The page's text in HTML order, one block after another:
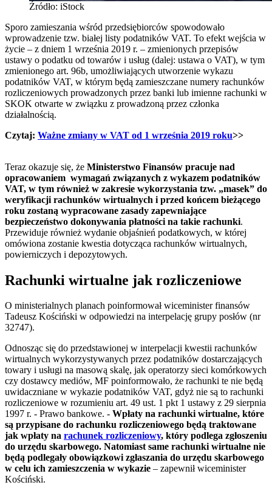
Źródło: iStock
Sporo zamieszania wśród przedsiębiorców spowodowało
wprowadzenie tzw. białej listy podatników VAT. To efekt wejścia w
życie ‒ z dniem 1 września 2019 r. ‒ zmienionych przepisów
ustawy o podatku od towarów i usług (dalej: ustawa o VAT), w tym
zmienionego art. 96b, umożliwiających utworzenie wykazu
podatników VAT, w którym będą zamieszczane numery rachunków
rozliczeniowych prowadzonych przez banki lub imienne rachunki w
SKOK otwarte w związku z prowadzoną przez członka
działalnością.
Czytaj: Ważne zmiany w VAT od 1 września 2019 roku>>
Teraz okazuje się, że Ministerstwo Finansów pracuje nad
opracowaniem wymagań związanych z wykazem podatników
VAT, w tym również w zakresie wykorzystania tzw. „masek” do
weryfikacji rachunków wirtualnych i przed końcem bieżącego
roku zostaną wypracowane zasady zapewniające
bezpieczeństwo dokonywania płatności na takie rachunki.
Przewiduje również wydanie objaśnień podatkowych, w której
omówiona zostanie kwestia dotycząca rachunków wirtualnych,
powierniczych i depozytowych.
Rachunki wirtualne jak rozliczeniowe
O ministerialnych planach poinformował wiceminister finansów
Tadeusz Kościński w odpowiedzi na interpelację grupy posłów (nr
32747).
Odnosząc się do przedstawionej w interpelacji kwestii rachunków
wirtualnych wykorzystywanych przez podatników dostarczających
towary i usługi na masową skalę, jak operatorzy sieci komórkowych
czy dostawcy mediów, MF poinformowało, że rachunki te nie będą
uwidaczniane w wykazie podatników VAT, gdyż nie są to rachunki
rozliczeniowe w rozumieniu art. 49 ust. 1 pkt 1 ustawy z 29 sierpnia
1997 r. - Prawo bankowe. - Wpłaty na rachunki wirtualne, które
są przypisane do rachunku rozliczeniowego będą traktowane
jak wpłaty na rachunek rozliczeniowy, który podlega zgłoszeniu
do urzędu skarbowego. Natomiast same rachunki wirtualne nie
będą podlegały obowiązkowi zgłaszania do urzędu skarbowego
w celu ich zamieszczenia w wykazie ‒ zapewnił wiceminister
Kościński.